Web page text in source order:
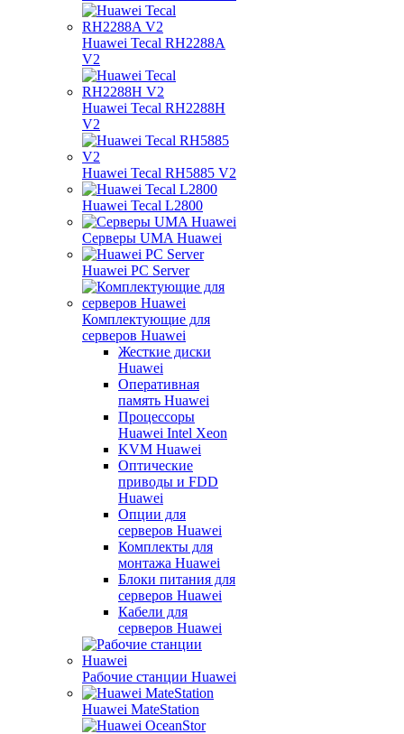
Huawei Tecal RH2288A
V2
Huawei Tecal RH2288H
V2
Huawei Tecal RH5885 V2
Huawei Tecal L2800
Серверы UMA Huawei
Huawei PC Server
Комплектующие для
серверов Huawei
Жесткие диски
Huawei
Оперативная
память Huawei
Процессоры
Huawei Intel Xeon
KVM Huawei
Оптические
приводы и FDD
Huawei
Опции для
серверов Huawei
Комплекты для
монтажа Huawei
Блоки питания для
серверов Huawei
Кабели для
серверов Huawei
Рабочие станции Huawei
Huawei MateStation